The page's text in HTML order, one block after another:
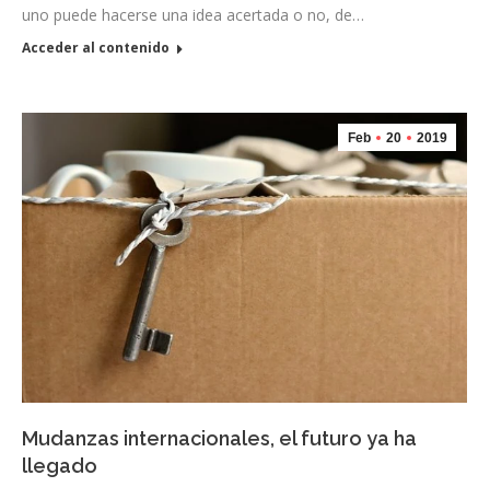
uno puede hacerse una idea acertada o no, de…
Acceder al contenido
Feb 20 2019
Mudanzas internacionales, el futuro ya ha
llegado